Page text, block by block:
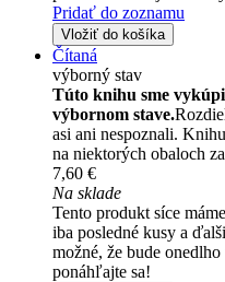
Pridať do zoznamu
Vložiť do košíka
Čítaná
výborný stav
Túto knihu sme
výbornom stave.
asi ani nespoznali.
na niektorých obaloch
7,60 €
Na sklade
Tento produkt síce
iba posledné kusy a
možné, že bude
ponáhľajte sa!